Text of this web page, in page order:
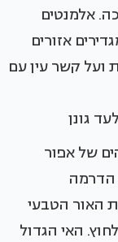
אלמנטים
אזורים
ועל קשר עין עם
גונן
של אפור
הדרמה
האור הטבעי
האי הגדול